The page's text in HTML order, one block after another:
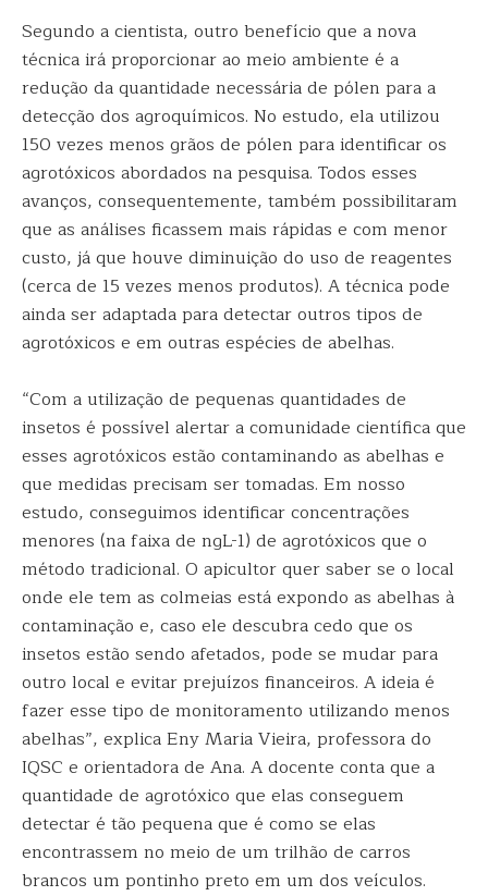
Segundo a cientista, outro benefício que a nova
técnica irá proporcionar ao meio ambiente é a
redução da quantidade necessária de pólen para a
detecção dos agroquímicos. No estudo, ela utilizou
150 vezes menos grãos de pólen para identificar os
agrotóxicos abordados na pesquisa. Todos esses
avanços, consequentemente, também possibilitaram
que as análises ficassem mais rápidas e com menor
custo, já que houve diminuição do uso de reagentes
(cerca de 15 vezes menos produtos). A técnica pode
ainda ser adaptada para detectar outros tipos de
agrotóxicos e em outras espécies de abelhas.
“Com a utilização de pequenas quantidades de
insetos é possível alertar a comunidade científica que
esses agrotóxicos estão contaminando as abelhas e
que medidas precisam ser tomadas. Em nosso
estudo, conseguimos identificar concentrações
menores (na faixa de ngL-1) de agrotóxicos que o
método tradicional. O apicultor quer saber se o local
onde ele tem as colmeias está expondo as abelhas à
contaminação e, caso ele descubra cedo que os
insetos estão sendo afetados, pode se mudar para
outro local e evitar prejuízos financeiros. A ideia é
fazer esse tipo de monitoramento utilizando menos
abelhas”, explica Eny Maria Vieira, professora do
IQSC e orientadora de Ana. A docente conta que a
quantidade de agrotóxico que elas conseguem
detectar é tão pequena que é como se elas
encontrassem no meio de um trilhão de carros
brancos um pontinho preto em um dos veículos.